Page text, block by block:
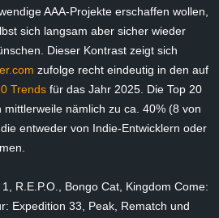
AAA-Projekte erschaffen wollen,
sich langsam aber sicher wieder
Dieser Kontrast zeigt sich
zufolge recht eindeutig in den auf
Trends für das Jahr 2025. Die Top 20
nämlich zu ca. 40% (8 von
entweder von Indie-Entwicklern oder
R.E.P.O., Bongo Cat, Kingdom Come:
Expedition 33, Peak, Rematch und